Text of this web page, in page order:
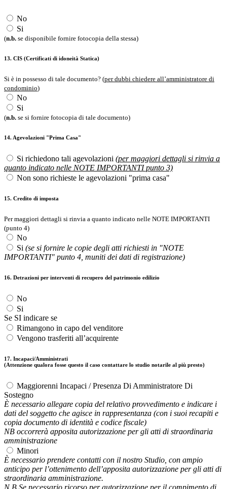
No
Si
(n.b. se disponibile fornire fotocopia della stessa)
13. CIS (Certificati di idoneità Statica)
Si è in possesso di tale documento? (per dubbi chiedere all’amministratore di
condominio)
No
Si
(n.b. se si fornire fotocopia di tale documento)
14. Agevolazioni "Prima Casa"
Si richiedono tali agevolazioni (per maggiori dettagli si rinvia a
quanto indicato nelle NOTE IMPORTANTI punto 3)
Non sono richieste le agevolazioni "prima casa"
15. Credito di imposta
Per maggiori dettagli si rinvia a quanto indicato nelle NOTE IMPORTANTI
(punto 4)
No
Si (se si fornire le copie degli atti richiesti in "NOTE
IMPORTANTI" punto 4, muniti dei dati di registrazione)
16. Detrazioni per interventi di recupero del patrimonio edilizio
No
Si
Se SI indicare se
Rimangono in capo del venditore
Vengono trasferiti all’acquirente
17. Incapaci/Amministrati
(Attenzione qualora fosse questo il caso contattare lo studio notarile al più presto)
Maggiorenni Incapaci / Presenza Di Amministratore Di
Sostegno
È necessario allegare copia del relativo provvedimento e indicare i
dati del soggetto che agisce in rappresentanza (con i suoi recapiti e
copia documento di identità e codice fiscale)
NB occorrerà apposita autorizzazione per gli atti di straordinaria
amministrazione
Minori
È necessario prendere contatti con il nostro Studio, con ampio
anticipo per l’ottenimento dell’apposita autorizzazione per gli atti di
straordinaria amministrazione.
N.B Se necessario ricorso per autorizzazione per il compimento di